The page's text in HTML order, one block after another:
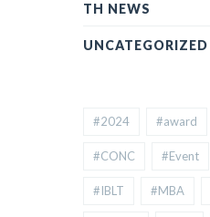
TH NEWS
UNCATEGORIZED
#2024 #award
#CONC #Event
#IBLT #MBA